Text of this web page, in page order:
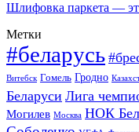
Шлифовка паркета —
Метки
#беларусь
Витебск Гомель Гродно
Беларуси Лига
Могилев Москва НОК